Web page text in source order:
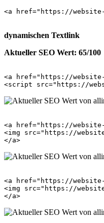
<a href="https://
dynamischen Textlink
Aktueller SEO Wert: 65/100
<a href="https://
<a href="https://
<img src="https://
<a href="https://
<img src="https://